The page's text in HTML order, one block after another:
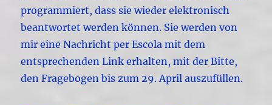
programmiert, dass sie wieder elektronisch
beantwortet werden können. Sie werden von
mir eine Nachricht per Escola mit dem
entsprechenden Link erhalten, mit der Bitte,
den Fragebogen bis zum 29. April auszufüllen.